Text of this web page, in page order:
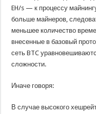
EH/s — к процессу
больше майнеров,
меньшее количество
внесенные в базовый
сеть BTC
сложности.
Иначе говоря:
В случае высокого